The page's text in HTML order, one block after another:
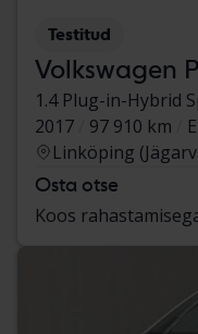
Testitud
Volkswagen
1.4 Plug-in-Hybrid
2017
97 910 km
Linköping
Osta otse
Koos